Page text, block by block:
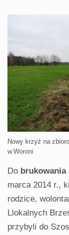
Nowy krzyż na
w.Woroni
Do brukowania
marca 2014 r.,
rodzice,
Llokalnych
przybyli do